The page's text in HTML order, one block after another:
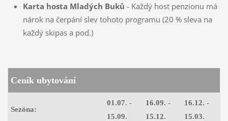
Karta hosta Mladých Buků - Každý host penzionu má
nárok na čerpání slev tohoto programu (20 % sleva na
každý skipas a pod.)
Ceník ubytování
Sezóna:
01.07. -
15.09.
16.09. -
15.12.
16.12. -
15.03.